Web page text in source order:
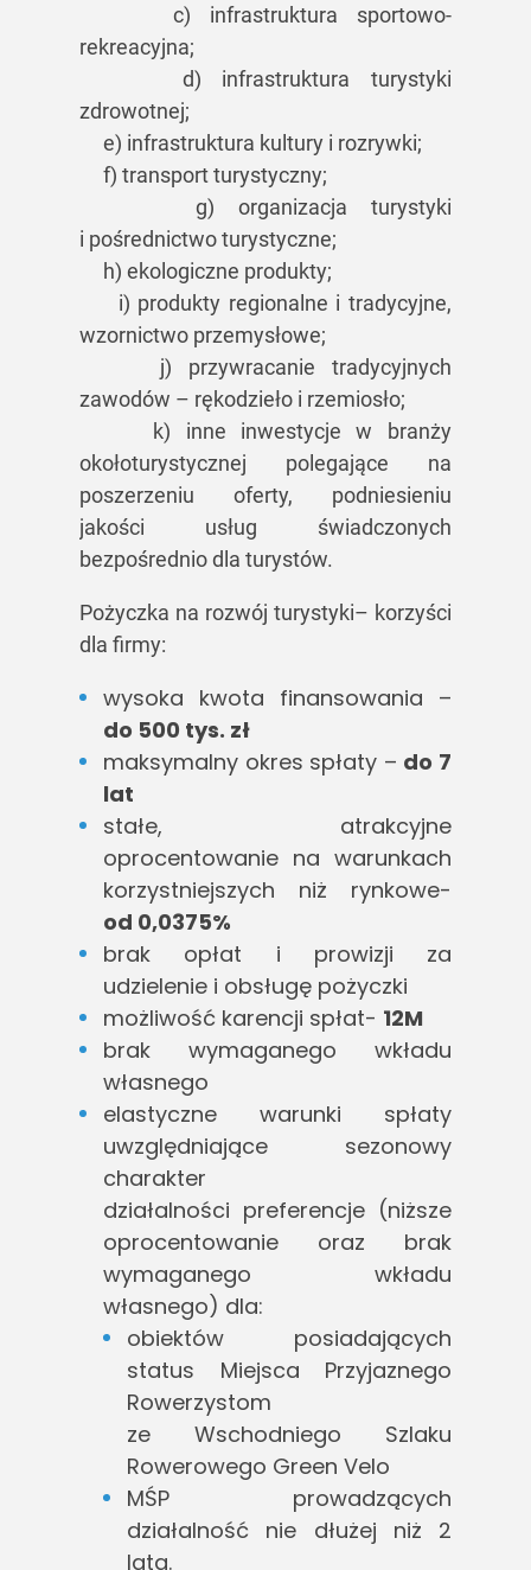
c) infrastruktura sportowo-
rekreacyjna;
d) infrastruktura turystyki
zdrowotnej;
e) infrastruktura kultury i rozrywki;
f) transport turystyczny;
g) organizacja turystyki
i pośrednictwo turystyczne;
h) ekologiczne produkty;
i) produkty regionalne i tradycyjne,
wzornictwo przemysłowe;
j) przywracanie tradycyjnych
zawodów – rękodzieło i rzemiosło;
k) inne inwestycje w branży
okołoturystycznej polegające na
poszerzeniu oferty, podniesieniu
jakości usług świadczonych
bezpośrednio dla turystów.
Pożyczka na rozwój turystyki– korzyści
dla firmy:
wysoka kwota finansowania –
do 500 tys. zł
maksymalny okres spłaty – do 7
lat
stałe, atrakcyjne
oprocentowanie na warunkach
korzystniejszych niż rynkowe-
od 0,0375%
brak opłat i prowizji za
udzielenie i obsługę pożyczki
możliwość karencji spłat- 12M
brak wymaganego wkładu
własnego
elastyczne warunki spłaty
uwzględniające sezonowy
charakter
działalności preferencje (niższe
oprocentowanie oraz brak
wymaganego wkładu
własnego) dla:
obiektów posiadających
status Miejsca Przyjaznego
Rowerzystom
ze Wschodniego Szlaku
Rowerowego Green Velo
MŚP prowadzących
działalność nie dłużej niż 2
lata.